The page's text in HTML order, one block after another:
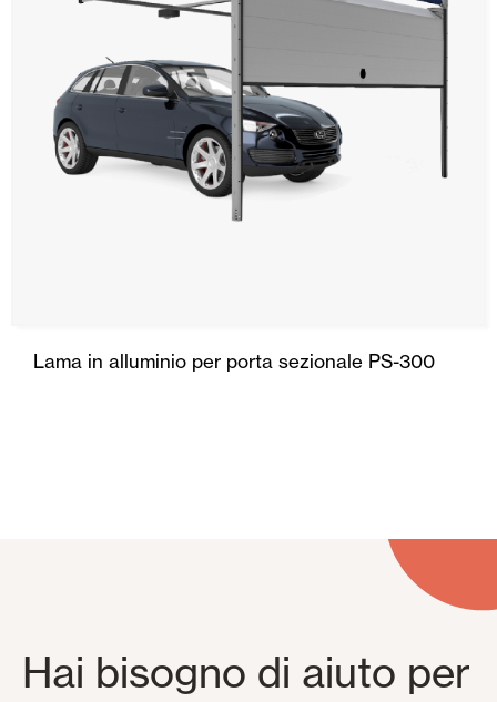
Controsoffitti e rivestimenti di pareti
Lama in alluminio per porta sezionale PS-300
Hai bisogno di aiuto per